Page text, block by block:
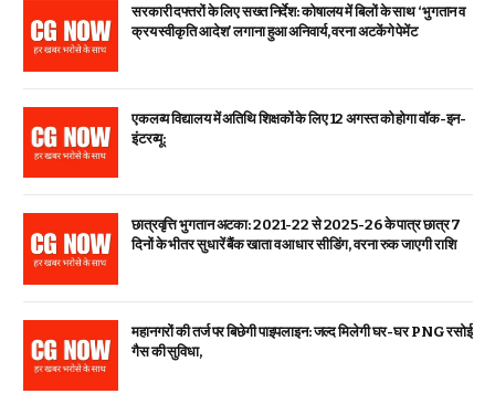
सरकारी दफ्तरों के लिए सख्त निर्देश: कोषालय में बिलों के साथ ‘भुगतान व
क्रय स्वीकृति आदेश’ लगाना हुआ अनिवार्य, वरना अटकेंगे पेमेंट
एकलव्य विद्यालय में अतिथि शिक्षकों के लिए 12 अगस्त को होगा वॉक-इन-
इंटरव्यू:
छात्रवृत्ति भुगतान अटका: 2021-22 से 2025-26 के पात्र छात्र 7
दिनों के भीतर सुधारें बैंक खाता व आधार सीडिंग, वरना रुक जाएगी राशि
महानगरों की तर्ज पर बिछेगी पाइपलाइन: जल्द मिलेगी घर-घर PNG रसोई
गैस की सुविधा,